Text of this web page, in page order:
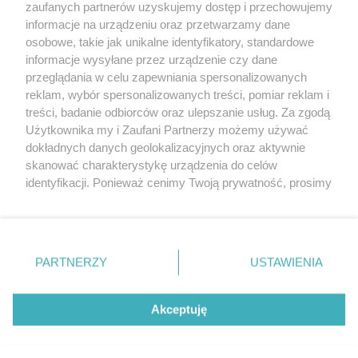
Więcej
20. urodzin portalu
wSzczecinie.pl
Regulamin konkursów
śniadaniówka "Hej
Szczecin! Jest piątek!"
Partnerzy
Praca Szczecin
© 2026 wSzczecinie.pl
Created by GOD
zaufanych partnerów uzyskujemy dostęp i przechowujemy
informacje na urządzeniu oraz przetwarzamy dane
osobowe, takie jak unikalne identyfikatory, standardowe
informacje wysyłane przez urządzenie czy dane
przeglądania w celu zapewniania spersonalizowanych
reklam, wybór spersonalizowanych treści, pomiar reklam i
treści, badanie odbiorców oraz ulepszanie usług. Za zgodą
Użytkownika my i Zaufani Partnerzy możemy używać
dokładnych danych geolokalizacyjnych oraz aktywnie
skanować charakterystykę urządzenia do celów
identyfikacji. Ponieważ cenimy Twoją prywatność, prosimy
prywatności znajdujący się w lewym dolnym rogu strony
. Niektóre rodzaje przetwarzania danych nie wymagają
takiemu przetwarzaniu. Preferencje będą miały
zastosowania tylko na tej witrynie.
PARTNERZY USTAWIENIA
Akceptuję